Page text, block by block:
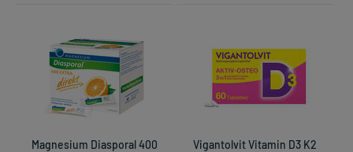
Magnesium Diasporal 400
Vigantolvit Vitamin D3 K2